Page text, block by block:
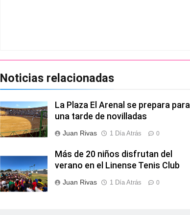
Noticias relacionadas
La Plaza El Arenal se prepara para
una tarde de novilladas
Juan Rivas 1 Día Atrás 0
Más de 20 niños disfrutan del
verano en el Linense Tenis Club
Juan Rivas 1 Día Atrás 0